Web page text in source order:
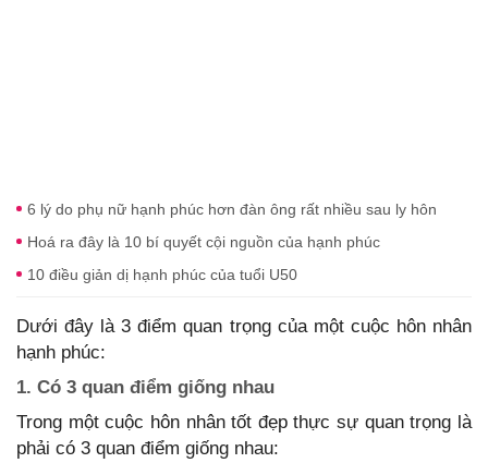
6 lý do phụ nữ hạnh phúc hơn đàn ông rất nhiều sau ly hôn
Hoá ra đây là 10 bí quyết cội nguồn của hạnh phúc
10 điều giản dị hạnh phúc của tuổi U50
Dưới đây là 3 điểm quan trọng của một cuộc hôn nhân
hạnh phúc:
1. Có 3 quan điểm giống nhau
Trong một cuộc hôn nhân tốt đẹp thực sự quan trọng là
phải có 3 quan điểm giống nhau: